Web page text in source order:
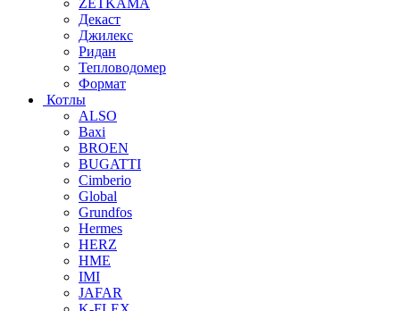
Декаст
Джилекс
Ридан
Тепловодомер
Формат
Котлы
ALSO
Baxi
BROEN
BUGATTI
Cimberio
Global
Grundfos
Hermes
HERZ
HME
IMI
JAFAR